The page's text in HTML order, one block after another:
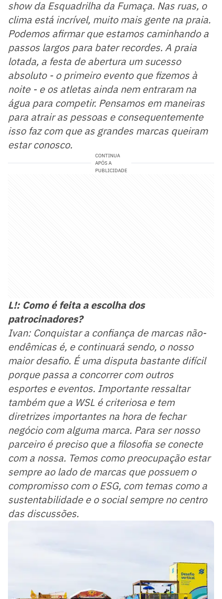
show da Esquadrilha da Fumaça. Nas ruas, o
clima está incrível, muito mais gente na praia.
Podemos afirmar que estamos caminhando a
passos largos para bater recordes. A praia
lotada, a festa de abertura um sucesso
absoluto - o primeiro evento que fizemos à
noite - e os atletas ainda nem entraram na
água para competir. Pensamos em maneiras
para atrair as pessoas e consequentemente
isso faz com que as grandes marcas queiram
estar conosco.
CONTINUA
APÓS A
PUBLICIDADE
L!: Como é feita a escolha dos
patrocinadores?
Ivan: Conquistar a confiança de marcas não-
endêmicas é, e continuará sendo, o nosso
maior desafio. É uma disputa bastante difícil
porque passa a concorrer com outros
esportes e eventos. Importante ressaltar
também que a WSL é criteriosa e tem
diretrizes importantes na hora de fechar
negócio com alguma marca. Para ser nosso
parceiro é preciso que a filosofia se conecte
com a nossa. Temos como preocupação estar
sempre ao lado de marcas que possuem o
compromisso com o ESG, com temas como a
sustentabilidade e o social sempre no centro
das discussões.